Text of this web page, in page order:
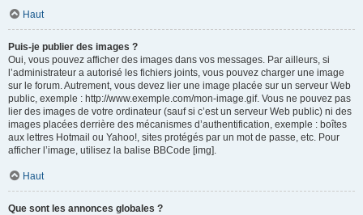
Haut
Puis-je publier des images ?
Oui, vous pouvez afficher des images dans vos messages. Par ailleurs, si
l’administrateur a autorisé les fichiers joints, vous pouvez charger une image
sur le forum. Autrement, vous devez lier une image placée sur un serveur Web
public, exemple : http://www.exemple.com/mon-image.gif. Vous ne pouvez pas
lier des images de votre ordinateur (sauf si c’est un serveur Web public) ni des
images placées derrière des mécanismes d’authentification, exemple : boîtes
aux lettres Hotmail ou Yahoo!, sites protégés par un mot de passe, etc. Pour
afficher l’image, utilisez la balise BBCode [img].
Haut
Que sont les annonces globales ?